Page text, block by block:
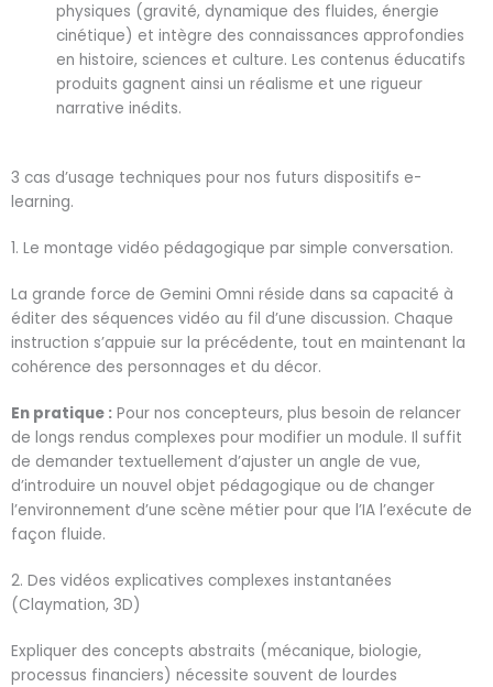
physiques (gravité, dynamique des fluides, énergie
cinétique) et intègre des connaissances approfondies
en histoire, sciences et culture. Les contenus éducatifs
produits gagnent ainsi un réalisme et une rigueur
narrative inédits.
3 cas d’usage techniques pour nos futurs dispositifs e-
learning.
1. Le montage vidéo pédagogique par simple conversation.
La grande force de Gemini Omni réside dans sa capacité à
éditer des séquences vidéo au fil d’une discussion. Chaque
instruction s’appuie sur la précédente, tout en maintenant la
cohérence des personnages et du décor.
En pratique : Pour nos concepteurs, plus besoin de relancer
de longs rendus complexes pour modifier un module. Il suffit
de demander textuellement d’ajuster un angle de vue,
d’introduire un nouvel objet pédagogique ou de changer
l’environnement d’une scène métier pour que l’IA l’exécute de
façon fluide.
2. Des vidéos explicatives complexes instantanées
(Claymation, 3D)
Expliquer des concepts abstraits (mécanique, biologie,
processus financiers) nécessite souvent de lourdes